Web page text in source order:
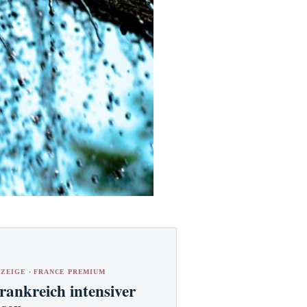
· FRANCE PREMIUM
intensiver